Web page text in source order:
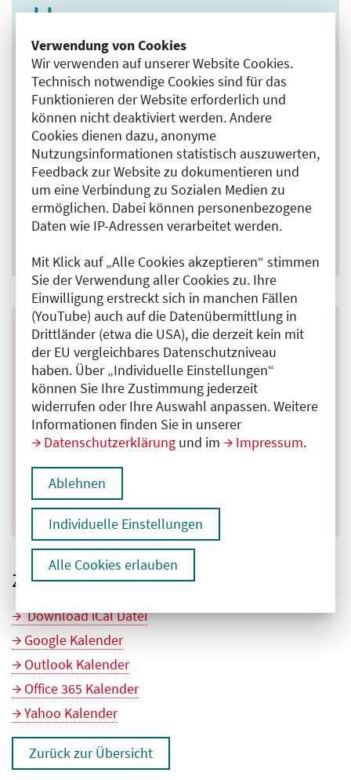
Verwendung von Cookies
Wir verwenden auf unserer Website Cookies.
Technisch notwendige Cookies sind für das
Funktionieren der Website erforderlich und
können nicht deaktiviert werden. Andere
Cookies dienen dazu, anonyme
Nutzungsinformationen statistisch auszuwerten,
Feedback zur Website zu dokumentieren und
um eine Verbindung zu Sozialen Medien zu
ermöglichen. Dabei können personenbezogene
Daten wie IP-Adressen verarbeitet werden.
Mit Klick auf „Alle Cookies akzeptieren“ stimmen
Sie der Verwendung aller Cookies zu. Ihre
Einwilligung erstreckt sich in manchen Fällen
(YouTube) auch auf die Datenübermittlung in
Drittländer (etwa die USA), die derzeit kein mit
der EU vergleichbares Datenschutzniveau
haben. Über „Individuelle Einstellungen“
können Sie Ihre Zustimmung jederzeit
widerrufen oder Ihre Auswahl anpassen. Weitere
Informationen finden Sie in unserer
Datenschutzerklärung und im Impressum.
Ablehnen
Individuelle Einstellungen
Alle Cookies erlauben
Uhrzeit
08:30–15:30 Uhr
Veranstaltungsort
Online-Seminar
Teilnahmeentgelt
112,00 €
Kontakt
Organisation
Abteilung 3 - Berufsbildung
T +49 30 408 06 - 26 36
E
medf@aekb.de
Zum Kalender hinzufügen
Download iCal Datei
Google Kalender
Outlook Kalender
Office 365 Kalender
Yahoo Kalender
Zurück zur Übersicht